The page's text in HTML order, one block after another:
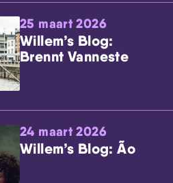
25 maart 2026
Willem’s Blog:
Brennt Vanneste
24 maart 2026
Willem’s Blog: Ão